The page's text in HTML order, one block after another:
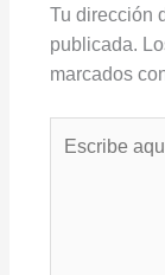
Tu dirección
publicada.
marcados